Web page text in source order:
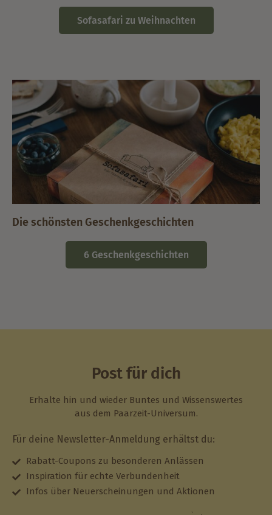
Sofasafari zu Weihnachten
Die schönsten Geschenkgeschichten
6 Geschenkgeschichten
Post für dich
Erhalte hin und wieder Buntes und Wissenswertes
aus dem Paarzeit-Universum.
Für deine Newsletter-Anmeldung erhältst du:
Rabatt-Coupons zu besonderen Anlässen
Inspiration für echte Verbundenheit
Infos über Neuerscheinungen und Aktionen